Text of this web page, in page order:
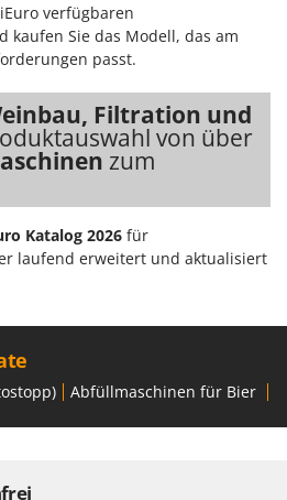
verfügbaren
kaufen Sie das Modell, das am
passt.
Filtration und
von über
zum
Katalog 2026 für
laufend erweitert und aktualisiert
Abfüllmaschinen für Bier